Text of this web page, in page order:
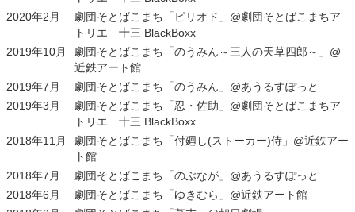
2020年2月
劇団そとばこまち「ピリオド」@劇団そとばこまちア
トリエ 十三 BlackBoxx
2019年10月
劇団そとばこまち「のうみん～三人の天草四郎～」@
近鉄アート館
2019年7月
劇団そとばこまち「のうみん」@あうるすぽっと
2019年3月
劇団そとばこまち「忍・佐助」@劇団そとばこまちア
トリエ 十三 BlackBoxx
2018年11月
劇団そとばこまち「付廻し(ストーカー)侍」@近鉄アー
ト館
2018年7月
劇団そとばこまち「のぶなが」@あうるすぽっと
2018年6月
劇団そとばこまち「ゆきむら」@近鉄アート館